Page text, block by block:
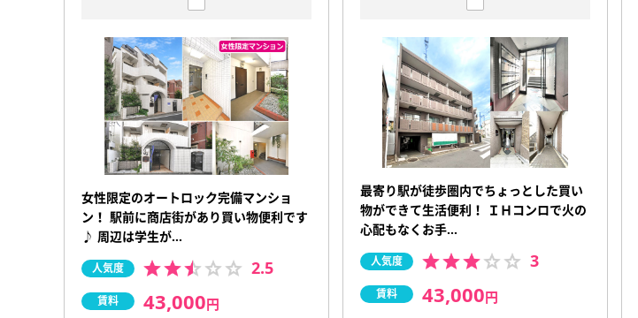
女性限定のオートロック完備マンショ
ン！ 駅前に商店街があり買い物便利です
♪ 周辺は学生が…
人気度 2.5
賃料 43,000円
最寄り駅が徒歩圏内でちょっとした買い
物ができて生活便利！ ＩＨコンロで火の
心配もなくお手…
人気度 3
賃料 43,000円